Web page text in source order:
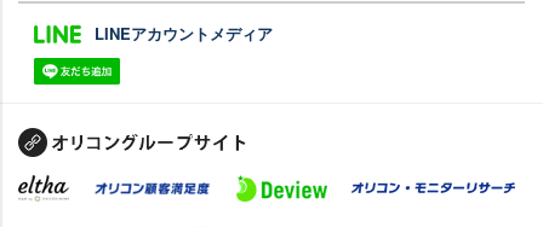
LINEアカウントメディア